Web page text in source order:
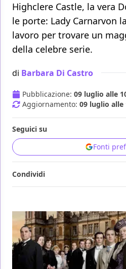
Highclere Castle, la vera
le porte: Lady Carnarvon
lavoro per trovare un
della celebre serie.
di Barbara Di Castro
Pubblicazione: 09 luglio alle
Aggiornamento: 09 luglio alle
Seguici su
Fonti
Condividi